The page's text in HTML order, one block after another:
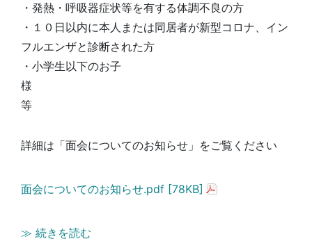
・発熱・呼吸器症状等を有する体調不良の方
・１０日以内に本人または同居者が新型コロナ、イン
フルエンザと診断された方
・小学生以下のお子
等
詳細は「面会についてのお知らせ」をご覧ください
面会についてのお知らせ.pdf [78KB]
≫ 続きを読む